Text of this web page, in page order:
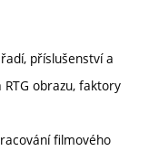
příslušenství a
obrazu, faktory
filmového